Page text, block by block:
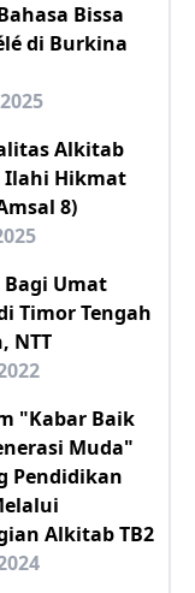
Bissa
di Burkina
Alkitab
Ilahi Hikmat
8)
Umat
Timor Tengah
NTT
"Kabar Baik
Muda"
Pendidikan
Alkitab TB2